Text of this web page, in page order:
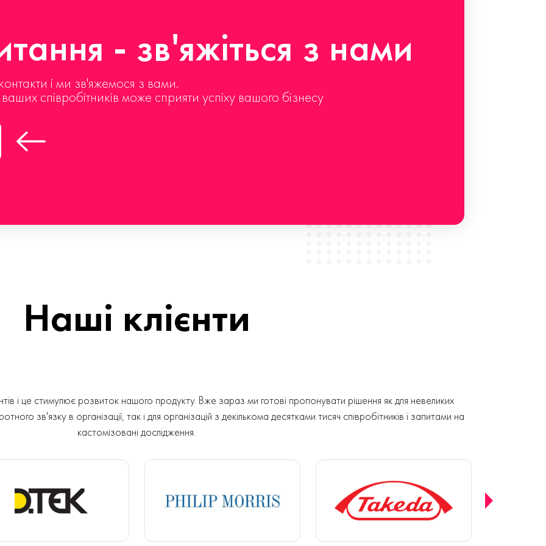
- зв'яжіться з нами
і ми зв'яжемося з вами.
співробітників може сприяти успіху вашого бізнесу
Наші клієнти
і це стимулює розвиток нашого продукту. Вже зараз ми готові пропонувати рішення як для невеликих
зв'язку в організації, так і для організацій з декількома десятками тисяч співробітників і запитами на
кастомізовані дослідження.